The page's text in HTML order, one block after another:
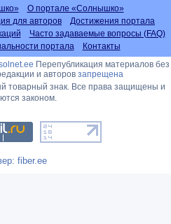
О портале «Солнышко»
для авторов
Достижения портала
Часто задаваемые вопросы (FAQ)
портала
Контакты
Перепубликация материалов без
и авторов запрещена
товарный знак. Все права защищены и
законом.
fiber.ee